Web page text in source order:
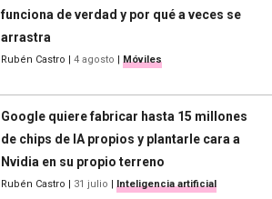
funciona de verdad y por qué a veces se
arrastra
Rubén Castro | 4 agosto | Móviles
Google quiere fabricar hasta 15 millones
de chips de IA propios y plantarle cara a
Nvidia en su propio terreno
Rubén Castro | 31 julio | Inteligencia artificial